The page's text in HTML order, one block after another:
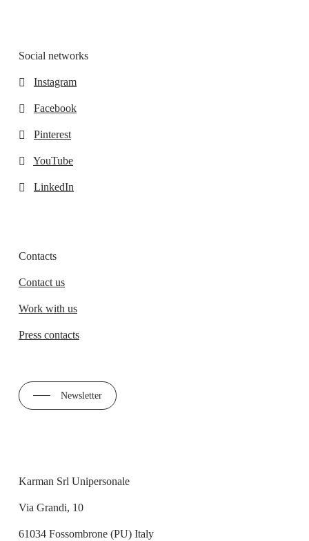
Social networks
Instagram
Facebook
Pinterest
YouTube
LinkedIn
Contacts
Contact us
Work with us
Press contacts
Newsletter
Karman Srl Unipersonale
Via Grandi, 10
61034 Fossombrone (PU) Italy